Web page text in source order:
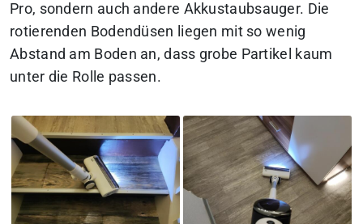
Pro, sondern auch andere Akkustaubsauger. Die
rotierenden Bodendüsen liegen mit so wenig
Abstand am Boden an, dass grobe Partikel kaum
unter die Rolle passen.